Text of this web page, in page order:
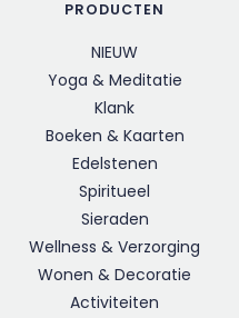
PRODUCTEN
NIEUW
Yoga & Meditatie
Klank
Boeken & Kaarten
Edelstenen
Spiritueel
Sieraden
Wellness & Verzorging
Wonen & Decoratie
Activiteiten